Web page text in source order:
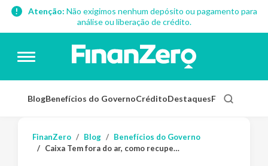
Atenção: Não exigimos nenhum depósito ou pagamento para
análise ou liberação de crédito.
BlogBenefícios do GovernoCréditoDestaquesFinanças
FinanZero Blog
Benefícios do Governo
Caixa Tem fora do ar, como recuperar acesso?